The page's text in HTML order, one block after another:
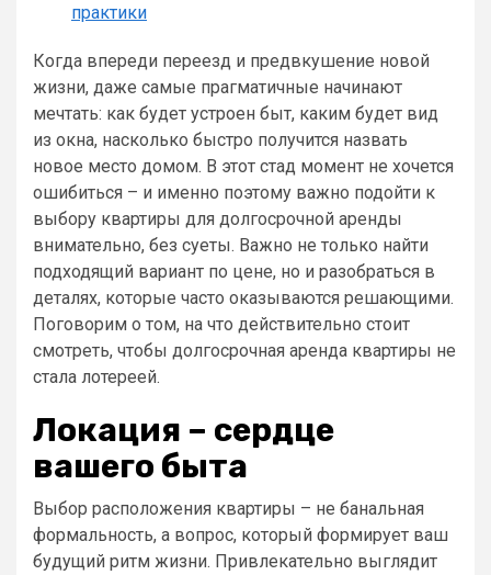
практики
Когда впереди переезд и предвкушение новой
жизни, даже самые прагматичные начинают
мечтать: как будет устроен быт, каким будет вид
из окна, насколько быстро получится назвать
новое место домом. В этот стад момент не хочется
ошибиться – и именно поэтому важно подойти к
выбору квартиры для долгосрочной аренды
внимательно, без суеты. Важно не только найти
подходящий вариант по цене, но и разобраться в
деталях, которые часто оказываются решающими.
Поговорим о том, на что действительно стоит
смотреть, чтобы долгосрочная аренда квартиры не
стала лотереей.
Локация – сердце
вашего быта
Выбор расположения квартиры – не банальная
формальность, а вопрос, который формирует ваш
будущий ритм жизни. Привлекательно выглядит